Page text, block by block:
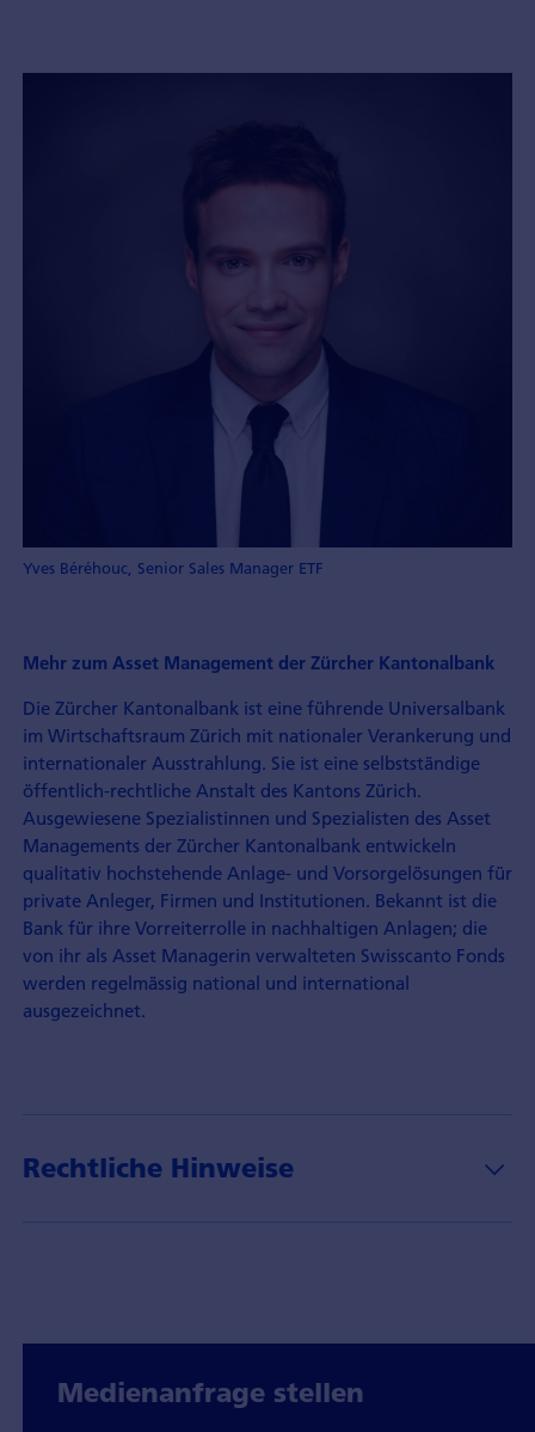
Yves Béréhouc, Senior Sales Manager ETF
Mehr zum Asset Management der Zürcher Kantonalbank
Die Zürcher Kantonalbank ist eine führende Universalbank
im Wirtschaftsraum Zürich mit nationaler Verankerung und
internationaler Ausstrahlung. Sie ist eine selbstständige
öffentlich-rechtliche Anstalt des Kantons Zürich.
Ausgewiesene Spezialistinnen und Spezialisten des Asset
Managements der Zürcher Kantonalbank entwickeln
qualitativ hochstehende Anlage- und Vorsorgelösungen für
private Anleger, Firmen und Institutionen. Bekannt ist die
Bank für ihre Vorreiterrolle in nachhaltigen Anlagen; die
von ihr als Asset Managerin verwalteten Swisscanto Fonds
werden regelmässig national und international
ausgezeichnet.
Rechtliche Hinweise
Medienanfrage stellen